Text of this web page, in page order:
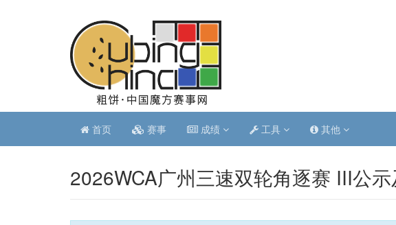
首页 赛事 成绩 工具 其他
2026WCA广州三速双轮角逐赛 III公示